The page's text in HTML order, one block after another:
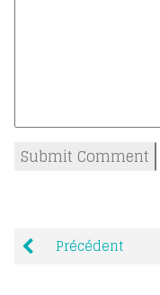
Précédent